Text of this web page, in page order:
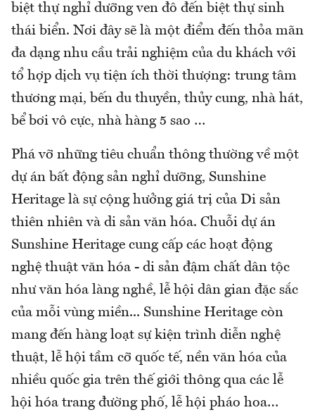
biệt thự nghỉ dưỡng ven đô đến biệt thự sinh
thái biển. Nơi đây sẽ là một điểm đến thỏa mãn
đa dạng nhu cầu trải nghiệm của du khách với
tổ hợp dịch vụ tiện ích thời thượng: trung tâm
thương mại, bến du thuyền, thủy cung, nhà hát,
bể bơi vô cực, nhà hàng 5 sao …
Phá vỡ những tiêu chuẩn thông thường về một
dự án bất động sản nghỉ dưỡng, Sunshine
Heritage là sự cộng hưởng giá trị của Di sản
thiên nhiên và di sản văn hóa. Chuỗi dự án
Sunshine Heritage cung cấp các hoạt động
nghệ thuật văn hóa - di sản đậm chất dân tộc
như văn hóa làng nghề, lễ hội dân gian đặc sắc
của mỗi vùng miền... Sunshine Heritage còn
mang đến hàng loạt sự kiện trình diễn nghệ
thuật, lễ hội tầm cỡ quốc tế, nền văn hóa của
nhiều quốc gia trên thế giới thông qua các lễ
hội hóa trang đường phố, lễ hội pháo hoa…